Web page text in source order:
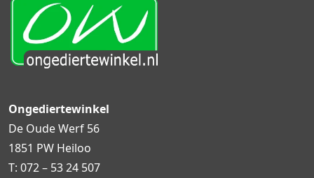
Ongediertewinkel
De Oude Werf 56
1851 PW Heiloo
T: 072 – 53 24 507